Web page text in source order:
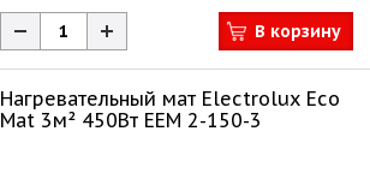
В корзину
Нагревательный мат Electrolux Eco
Mat 3м² 450Вт EEM 2-150-3